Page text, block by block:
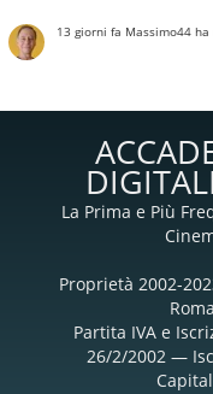
13 giorni fa Massimo44ha
La Prima e Più
Proprietà 2002-
Partita IVA e
26/2/2002 —